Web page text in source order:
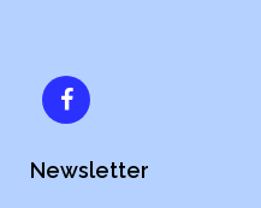
Newsletter